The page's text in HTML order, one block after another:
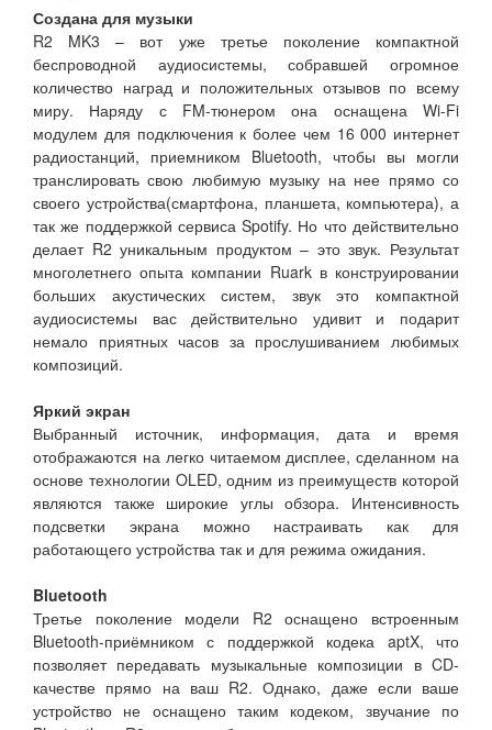
Создана для музыки
R2 MK3 – вот уже третье поколение компактной
беспроводной аудиосистемы, собравшей огромное
количество наград и положительных отзывов по всему
миру. Наряду с FM-тюнером она оснащена Wi-Fi
модулем для подключения к более чем 16 000 интернет
радиостанций, приемником Bluetooth, чтобы вы могли
транслировать свою любимую музыку на нее прямо со
своего устройства(смартфона, планшета, компьютера), а
так же поддержкой сервиса Spotify. Но что действительно
делает R2 уникальным продуктом – это звук. Результат
многолетнего опыта компании Ruark в конструировании
больших акустических систем, звук это компактной
аудиосистемы вас действительно удивит и подарит
немало приятных часов за прослушиванием любимых
композиций.
Яркий экран
Выбранный источник, информация, дата и время
отображаются на легко читаемом дисплее, сделанном на
основе технологии OLED, одним из преимуществ которой
являются также широкие углы обзора. Интенсивность
подсветки экрана можно настраивать как для
работающего устройства так и для режима ожидания.
Bluetooth
Третье поколение модели R2 оснащено встроенным
Bluetooth-приёмником с поддержкой кодека aptX, что
позволяет передавать музыкальные композиции в CD-
качестве прямо на ваш R2. Однако, даже если ваше
устройство не оснащено таким кодеком, звучание по